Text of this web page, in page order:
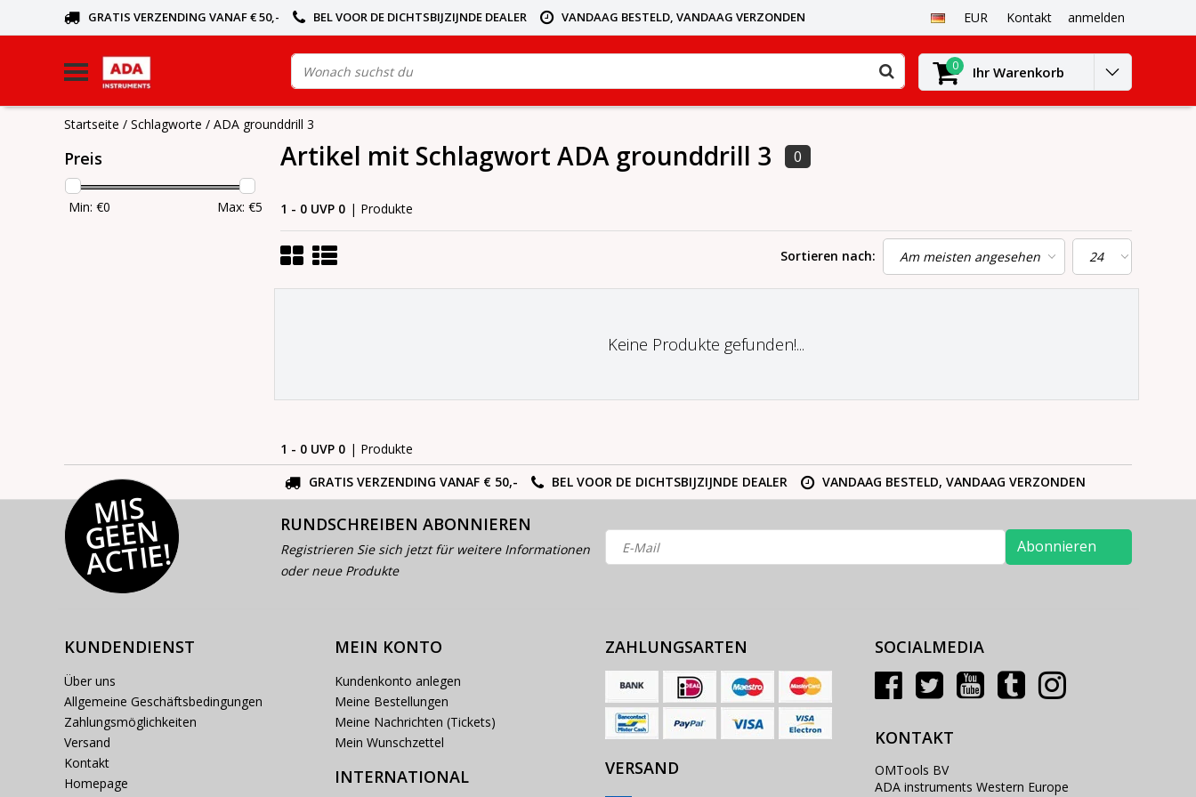
GRATIS VERZENDING VANAF € 50,- BEL VOOR DE DICHTSBIJZIJNDE DEALER VANDAAG BESTELD, VANDAAG VERZONDEN EUR Kontakt anmelden
0 Ihr Warenkorb
Startseite / Schlagworte / ADA grounddrill 3
Preis
Min: €0 Max: €5
Artikel mit Schlagwort ADA grounddrill 3 0
1 - 0 UVP 0 | Produkte
Sortieren nach:
Keine Produkte gefunden!...
1 - 0 UVP 0 | Produkte
GRATIS VERZENDING VANAF € 50,-
BEL VOOR DE DICHTSBIJZIJNDE DEALER VANDAAG BESTELD, VANDAAG VERZONDEN
MI
S
G
E
E
N
A
C
TI
E!
RUNDSCHREIBEN ABONNIEREN
Registrieren Sie sich jetzt für weitere Informationen
oder neue Produkte
Abonnieren
KUNDENDIENST
Über uns
Allgemeine Geschäftsbedingungen
Zahlungsmöglichkeiten
Versand
Kontakt
Homepage
MEIN KONTO
Kundenkonto anlegen
Meine Bestellungen
Meine Nachrichten (Tickets)
Mein Wunschzettel
INTERNATIONAL
ZAHLUNGSARTEN
VERSAND
SOCIALMEDIA
KONTAKT
OMTools BV
ADA instruments Western Europe